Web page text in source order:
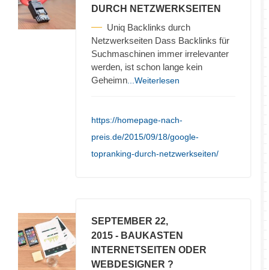
DURCH NETZWERKSEITEN
Uniq Backlinks durch
Netzwerkseiten Dass Backlinks für
Suchmaschinen immer irrelevanter
werden, ist schon lange kein
Geheimn ...Weiterlesen
https://homepage-nach-
preis.de/2015/09/18/google-
topranking-durch-netzwerkseiten/
SEPTEMBER 22,
2015 - BAUKASTEN
INTERNETSEITEN ODER
WEBDESIGNER ?